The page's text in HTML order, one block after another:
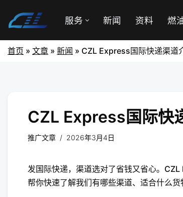
服务 新闻 资料 燃
首页 » 文章 » 新闻 » CZL Express国际快递渠道
CZL Express国际快
推广文章 2026年3月4日
发国际快递，渠道选对了省钱又省心。
帮你快速了解我们有哪些渠道、适合什么货